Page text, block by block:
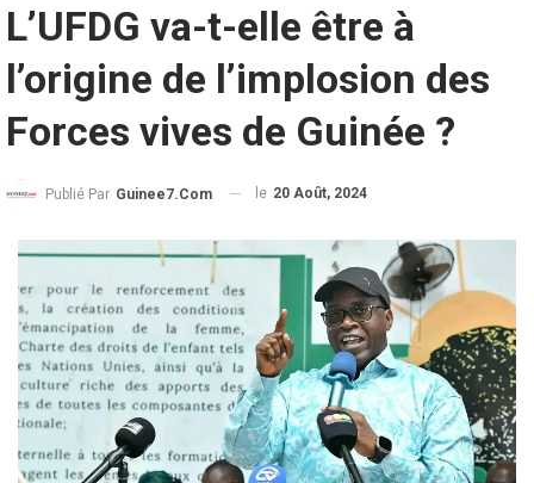
L’UFDG va-t-elle être à
l’origine de l’implosion des
Forces vives de Guinée ?
Publié Par Guinee7.com le 20 Août, 2024